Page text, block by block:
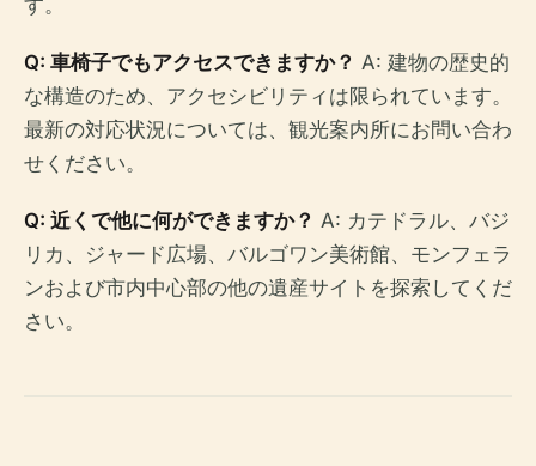
Q: 車椅子でもアクセスできますか？ A: 建物の歴史的
な構造のため、アクセシビリティは限られています。
最新の対応状況については、観光案内所にお問い合わ
せください。
Q: 近くで他に何ができますか？ A: カテドラル、バジ
リカ、ジャード広場、バルゴワン美術館、モンフェラ
ンおよび市内中心部の他の遺産サイトを探索してくだ
さい。